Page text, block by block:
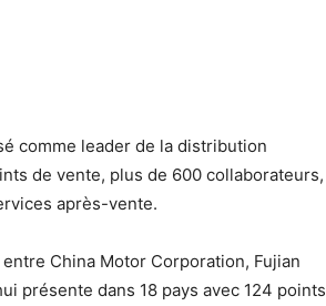
comme leader de la distribution
de vente, plus de 600 collaborateurs,
après-vente.
China Motor Corporation, Fujian
présente dans 18 pays avec 124 points